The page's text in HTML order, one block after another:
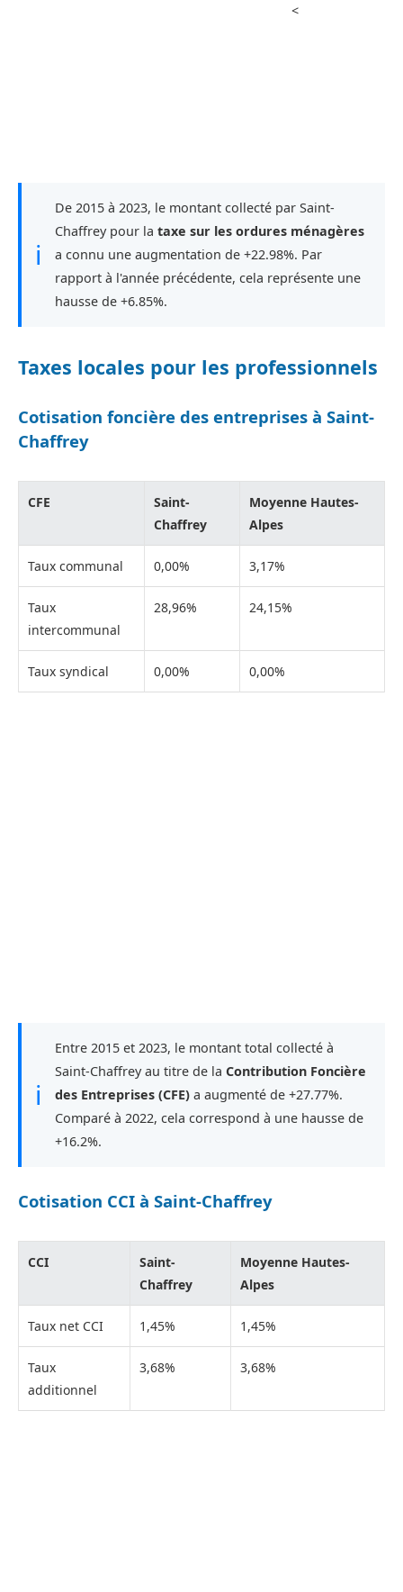
<
ℹ
De 2015 à 2023, le montant collecté par Saint-
Chaffrey pour la taxe sur les ordures ménagères
a connu une augmentation de +22.98%. Par
rapport à l'année précédente, cela représente une
hausse de +6.85%.
Taxes locales pour les professionnels
Cotisation foncière des entreprises à Saint-
Chaffrey
CFE
Saint-
Chaffrey
Moyenne Hautes-
Alpes
Taux communal 0,00% 3,17%
Taux
intercommunal
28,96% 24,15%
Taux syndical 0,00% 0,00%
ℹ
Entre 2015 et 2023, le montant total collecté à
Saint-Chaffrey au titre de la Contribution Foncière
des Entreprises (CFE) a augmenté de +27.77%.
Comparé à 2022, cela correspond à une hausse de
+16.2%.
Cotisation CCI à Saint-Chaffrey
CCI
Saint-
Chaffrey
Moyenne Hautes-
Alpes
Taux net CCI 1,45% 1,45%
Taux
additionnel
3,68% 3,68%